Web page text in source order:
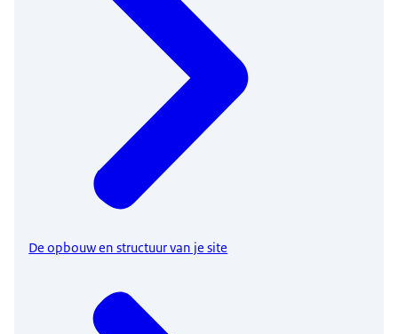
De opbouw en structuur van je site